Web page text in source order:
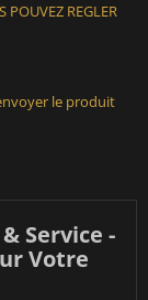
POUVEZ REGLER
le produit
Service -
Votre